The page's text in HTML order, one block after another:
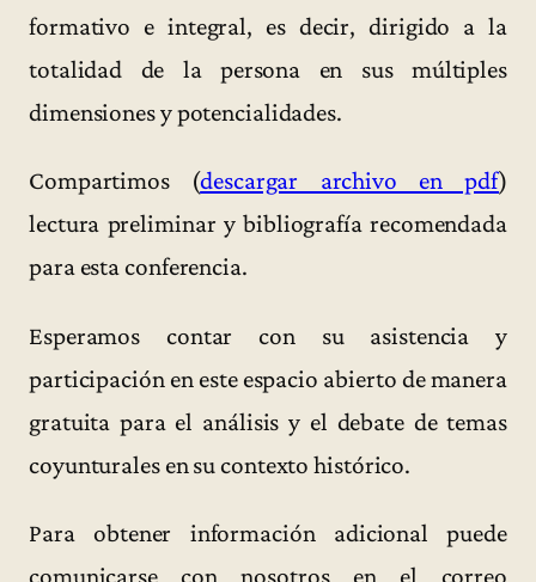
formativo e integral, es decir, dirigido a la
totalidad de la persona en sus múltiples
dimensiones y potencialidades.
Compartimos (descargar archivo en pdf)
lectura preliminar y bibliografía recomendada
para esta conferencia.
Esperamos contar con su asistencia y
participación en este espacio abierto de manera
gratuita para el análisis y el debate de temas
coyunturales en su contexto histórico.
Para obtener información adicional puede
comunicarse con nosotros en el correo